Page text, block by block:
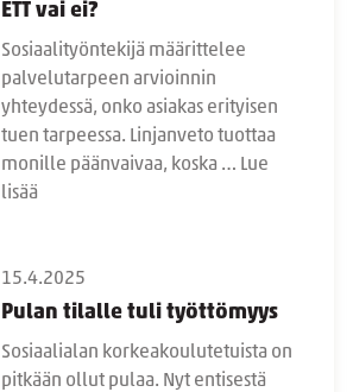
ETT vai ei?
Sosiaalityöntekijä määrittelee
palvelutarpeen arvioinnin
yhteydessä, onko asiakas erityisen
tuen tarpeessa. Linjanveto tuottaa
monille päänvaivaa, koska … Lue
lisää
15.4.2025
Pulan tilalle tuli työttömyys
Sosiaalialan korkeakoulutetuista on
pitkään ollut pulaa. Nyt entisestä